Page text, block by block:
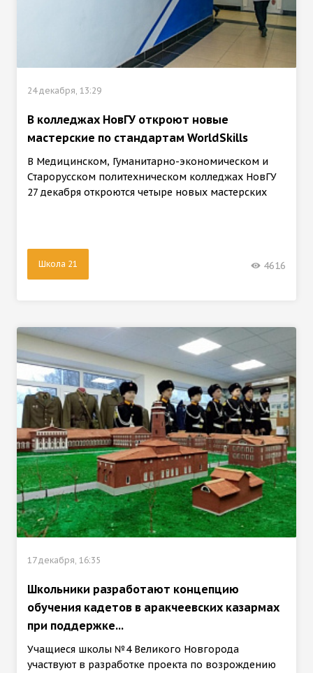
24 декабря, 13:29
В колледжах НовГУ откроют новые
мастерские по стандартам WorldSkills
В Медицинском, Гуманитарно-экономическом и
Старорусском политехническом колледжах НовГУ
27 декабря откроются четыре новых мастерских
Школа 21 4616
17 декабря, 16:35
Школьники разработают концепцию
обучения кадетов в аракчеевских казармах
при поддержке...
Учащиеся школы №4 Великого Новгорода
участвуют в разработке проекта по возрождению